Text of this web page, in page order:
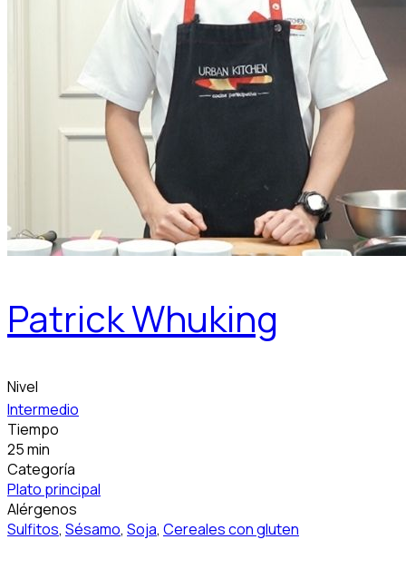
Patrick Whuking
Nivel
Intermedio
Tiempo
25 min
Categoría
Plato principal
Alérgenos
Sulfitos, Sésamo, Soja, Cereales con gluten